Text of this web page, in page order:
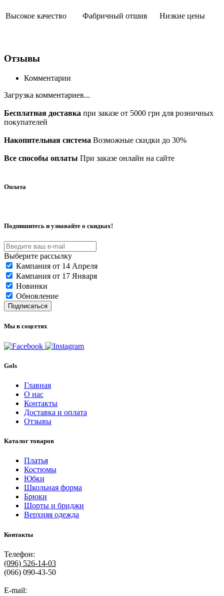
Высокое качество Фабричный отшив Низкие цены
Отзывы
Комментарии
Загрузка комментариев...
Бесплатная доставка при заказе от 5000 грн для розничных
покупателей
Накопительная система Возможные скидки до 30%
Все способы оплаты При заказе онлайн на сайте
Оплата
Подпишитесь и узнавайте о скидках!
Выберите рассылку
Кампания от 14 Апреля
Кампания от 17 Января
Новинки
Обновление
Подписаться
Мы в соцсетях
Gols
Главная
О нас
Контакты
Доставка и оплата
Отзывы
Каталог товаров
Платья
Костюмы
Юбки
Школьная форма
Брюки
Шорты и бриджи
Верхняя одежда
Контакты
Телефон:
(096) 526-14-03
(066) 090-43-50
E-mail: